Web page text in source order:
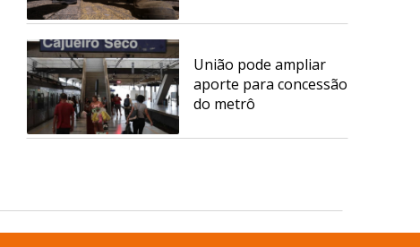
União pode ampliar
aporte para concessão
do metrô